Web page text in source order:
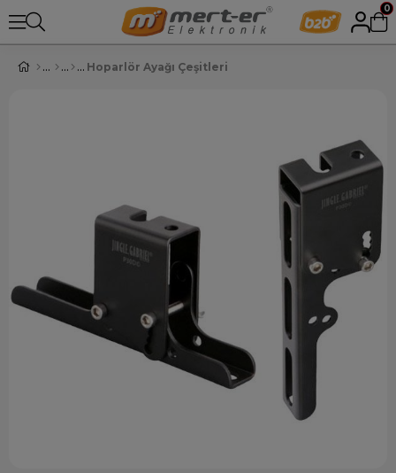
0
Hoparlör Ayağı Çeşitleri